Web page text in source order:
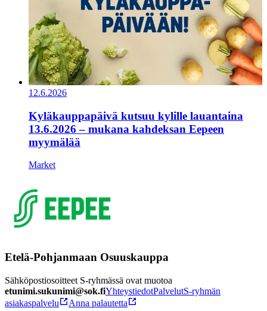
12.6.2026
Kyläkauppapäivä kutsuu kylille lauantaina
13.6.2026 – mukana kahdeksan Eepeen
myymälää
Market
Etelä-Pohjanmaan Osuuskauppa
Sähköpostiosoitteet S-ryhmässä ovat muotoa
etunimi.sukunimi@sok.fiYhteystiedotPalvelutS-ryhmän
asiakaspalvelu
Anna palautetta